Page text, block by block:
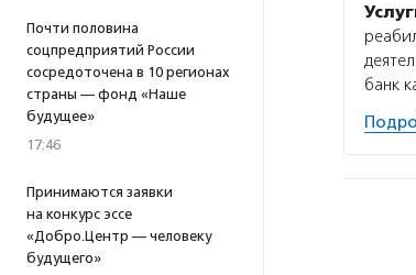
Почти половина
соцпредприятий России
сосредоточена в 10 регионах
страны — фонд «Наше
будущее»
17:46
Принимаются заявки
на конкурс эссе
«Добро.Центр — человеку
будущего»
банк